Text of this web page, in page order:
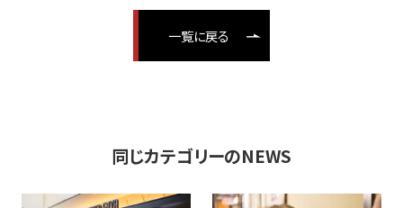
一覧に戻る
同じカテゴリーのNEWS